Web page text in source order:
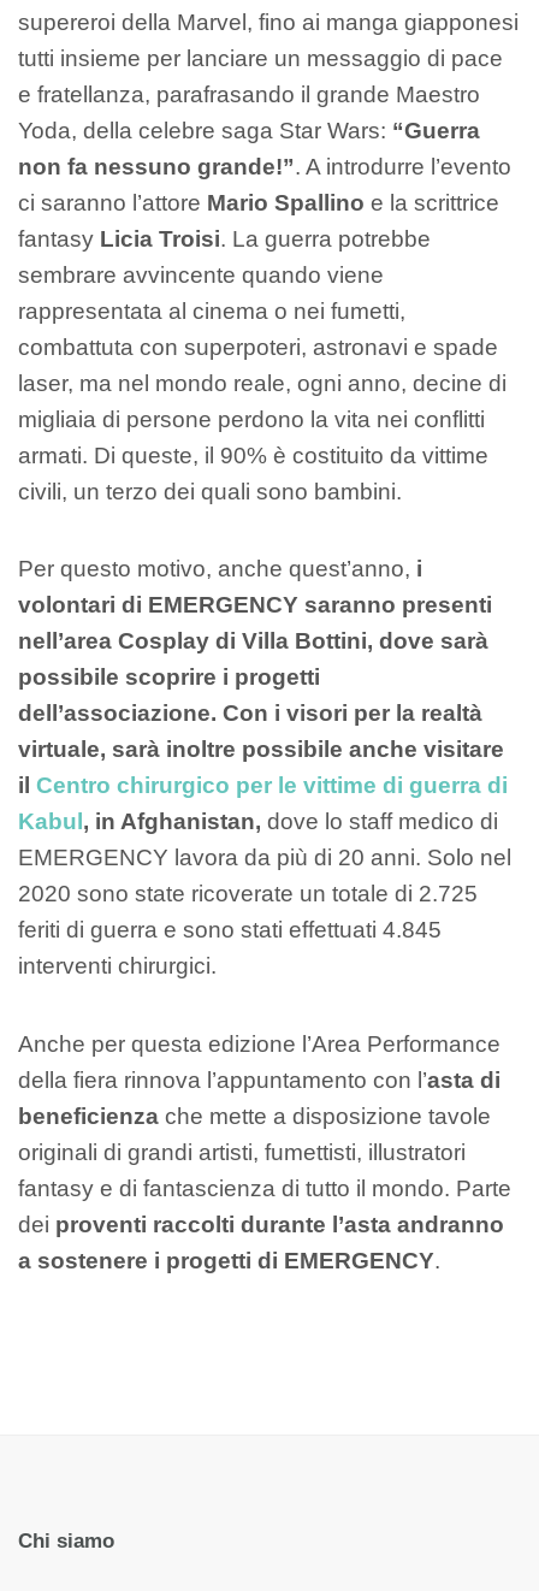
supereroi della Marvel, fino ai manga giapponesi
tutti insieme per lanciare un messaggio di pace
e fratellanza, parafrasando il grande Maestro
Yoda, della celebre saga Star Wars: “Guerra
non fa nessuno grande!”. A introdurre l’evento
ci saranno l’attore Mario Spallino e la scrittrice
fantasy Licia Troisi. La guerra potrebbe
sembrare avvincente quando viene
rappresentata al cinema o nei fumetti,
combattuta con superpoteri, astronavi e spade
laser, ma nel mondo reale, ogni anno, decine di
migliaia di persone perdono la vita nei conflitti
armati. Di queste, il 90% è costituito da vittime
civili, un terzo dei quali sono bambini.
Per questo motivo, anche quest’anno, i
volontari di EMERGENCY saranno presenti
nell’area Cosplay di Villa Bottini, dove sarà
possibile scoprire i progetti
dell’associazione. Con i visori per la realtà
virtuale, sarà inoltre possibile anche visitare
il Centro chirurgico per le vittime di guerra di
Kabul , in Afghanistan, dove lo staff medico di
EMERGENCY lavora da più di 20 anni. Solo nel
2020 sono state ricoverate un totale di 2.725
feriti di guerra e sono stati effettuati 4.845
interventi chirurgici.
Anche per questa edizione l’Area Performance
della fiera rinnova l’appuntamento con l’asta di
beneficienza che mette a disposizione tavole
originali di grandi artisti, fumettisti, illustratori
fantasy e di fantascienza di tutto il mondo. Parte
dei proventi raccolti durante l’asta andranno
a sostenere i progetti di EMERGENCY.
Chi siamo